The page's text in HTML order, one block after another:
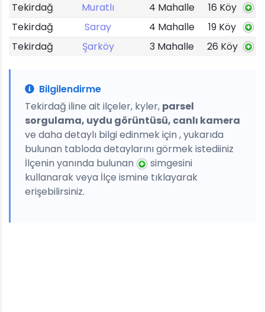
Tekirdağ
Muratlı 4 Mahalle
16 Köy
Tekirdağ
Saray 4 Mahalle
19 Köy
Tekirdağ
Şarköy 3 Mahalle 26 Köy
Bilgilendirme
Tekirdağ iline ait ilçeler, kyler, parsel
sorgulama, uydu görüntüsü, canlı kamera
ve daha detaylı bilgi edinmek için , yukarıda
bulunan tabloda detaylarını görmek istediiniz
İlçenin yanında bulunan
simgesini
kullanarak veya İlçe ismine tıklayarak
erişebilirsiniz.